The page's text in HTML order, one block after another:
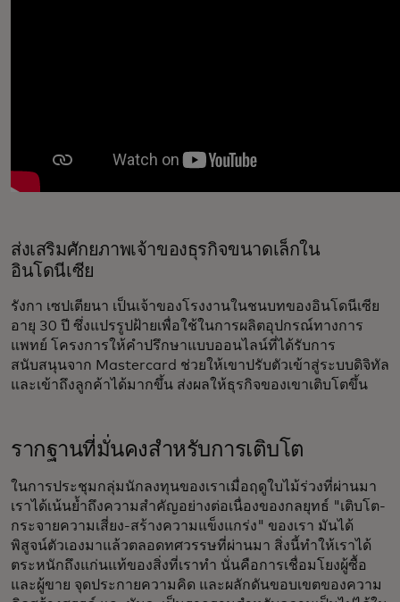
ส่งเสริมศักยภาพเจ้าของธุรกิจขนาดเล็กใน
อินโดนีเซีย
รังกา เซปเตียนา เป็นเจ้าของโรงงานในชนบทของอินโดนีเซีย
อายุ 30 ปี ซึ่งแปรรูปฝ้ายเพื่อใช้ในการผลิตอุปกรณ์ทางการ
แพทย์ โครงการให้คำปรึกษาแบบออนไลน์ที่ได้รับการ
สนับสนุนจาก Mastercard ช่วยให้เขาปรับตัวเข้าสู่ระบบดิจิทัล
และเข้าถึงลูกค้าได้มากขึ้น ส่งผลให้ธุรกิจของเขาเติบโตขึ้น
รากฐานที่มั่นคงสำหรับการเติบโต
ในการประชุมกลุ่มนักลงทุนของเราเมื่อฤดูใบไม้ร่วงที่ผ่านมา
เราได้เน้นย้ำถึงความสำคัญอย่างต่อเนื่องของกลยุทธ์ "เติบโต-
กระจายความเสี่ยง-สร้างความแข็งแกร่ง" ของเรา มันได้
พิสูจน์ตัวเองมาแล้วตลอดทศวรรษที่ผ่านมา สิ่งนี้ทำให้เราได้
ตระหนักถึงแก่นแท้ของสิ่งที่เราทำ นั่นคือการเชื่อมโยงผู้ซื้อ
และผู้ขาย จุดประกายความคิด และผลักดันขอบเขตของความ